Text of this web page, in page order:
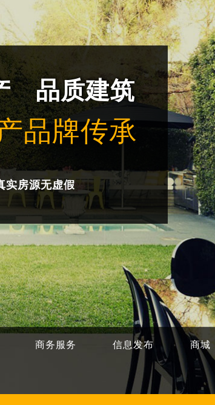
商务服务 信息发布 商城
品质建筑
品牌传承
实房源无虚假